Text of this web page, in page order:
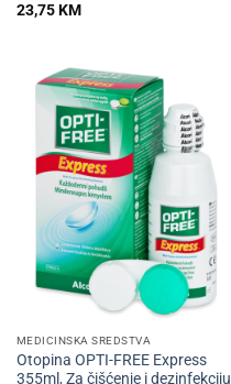
23,75KM
MEDICINSKA SREDSTVA
Otopina OPTI-FREE Express
355ml, Za čišćenje i dezinfekciju